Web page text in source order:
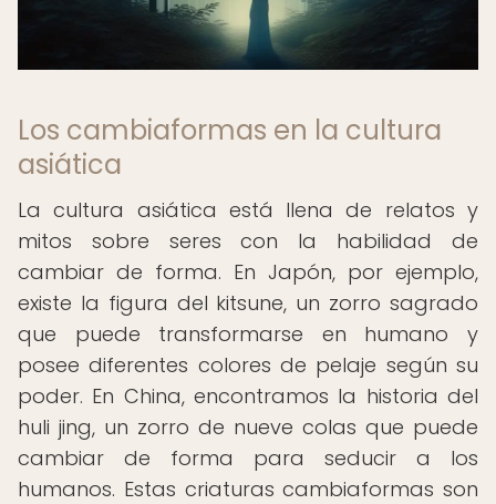
Los cambiaformas en la cultura
asiática
La cultura asiática está llena de relatos y
mitos sobre seres con la habilidad de
cambiar de forma. En Japón, por ejemplo,
existe la figura del kitsune, un zorro sagrado
que puede transformarse en humano y
posee diferentes colores de pelaje según su
poder. En China, encontramos la historia del
huli jing, un zorro de nueve colas que puede
cambiar de forma para seducir a los
humanos. Estas criaturas cambiaformas son